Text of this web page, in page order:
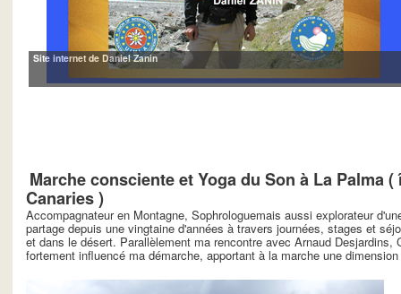
Site internet de Daniel Zanin
Marche consciente et Yoga du Son à La Palma (
Canaries )
Accompagnateur en Montagne, Sophrologuemais aussi explorateur
partage depuis une vingtaine d'années à travers journées, stages et
et dans le désert. Parallèlement ma rencontre avec Arnaud Desjardins,
fortement influencé ma démarche, apportant à la marche une